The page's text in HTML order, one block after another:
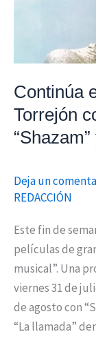
Continúa
Torrejón
Deja un
REDACCIÓN
Este fin de
películas de
musical”. Una
viernes 31 de
de agosto con
“La llamada”
extraterrestre”,
“Shazam”
y
llamada”